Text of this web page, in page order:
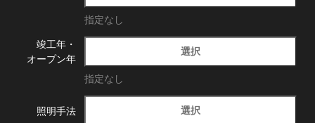
指定なし
竣工年・
オープン年
選択
指定なし
照明手法 選択